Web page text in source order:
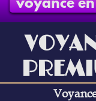
voyance